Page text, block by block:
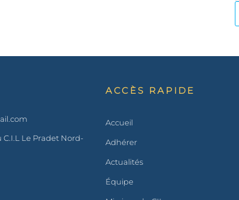
Le Pradet Nord-
ACCÈS RAPIDE
Accueil
Adhérer
Actualités
Équipe